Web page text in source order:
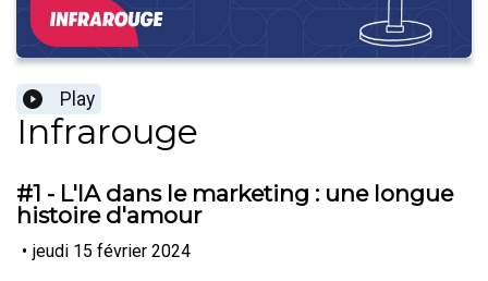
Play
Infrarouge
#1 - L'IA dans le marketing : une longue
histoire d'amour
• jeudi 15 février 2024